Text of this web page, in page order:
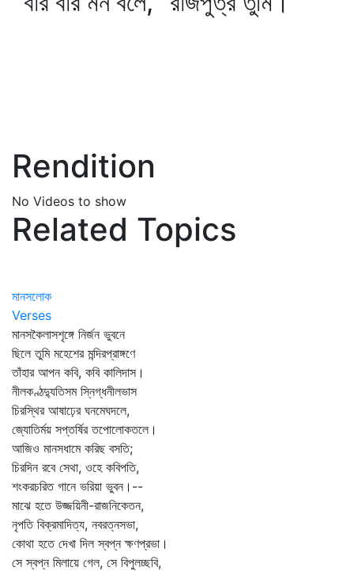
Rendition
No Videos to show
Related Topics
মানসলোক
Verses
মানসকৈলাসশৃঙ্গে নির্জন ভুবনে
ছিলে তুমি মহেশের মন্দিরপ্রাঙ্গণে
তাঁহার আপন কবি, কবি কালিদাস।
নীলকণ্ঠদ্যুতিসম স্নিগ্ধনীলভাস
চিরস্থির আষাঢ়ের ঘনমেঘদলে,
জ্যোতির্ময় সপ্তর্ষির তপোলোকতলে।
আজিও মানসধামে করিছ বসতি;
চিরদিন রবে সেথা, ওহে কবিপতি,
শংকরচরিত গানে ভরিয়া ভুবন।--
মাঝে হতে উজ্জয়িনী-রাজনিকেতন,
নৃপতি বিক্রমাদিত্য, নবরত্নসভা,
কোথা হতে দেখা দিল স্বপ্ন ক্ষণপ্রভা।
সে স্বপ্ন মিলায়ে গেল, সে বিপুলচ্ছবি,